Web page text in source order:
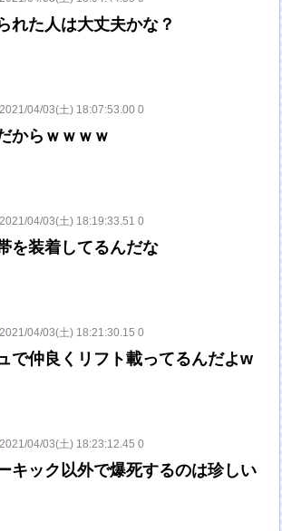
れた人は大丈夫かな？
2021/04/03(土) 18:07:53.00 0
からｗｗｗｗ
2021/04/03(土) 18:19:33.51 0
を装着してるんだな
2021/04/03(土) 18:21:30.15 0
で仲良くリフト載ってるんだよw
2021/04/03(土) 18:23:12.45 0
キック以外で爆死するのは珍しい